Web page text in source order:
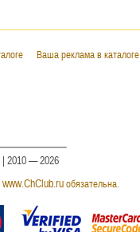
Ваша реклама в каталоге
2010 — 2026
www.ChClub.ruобязательна.